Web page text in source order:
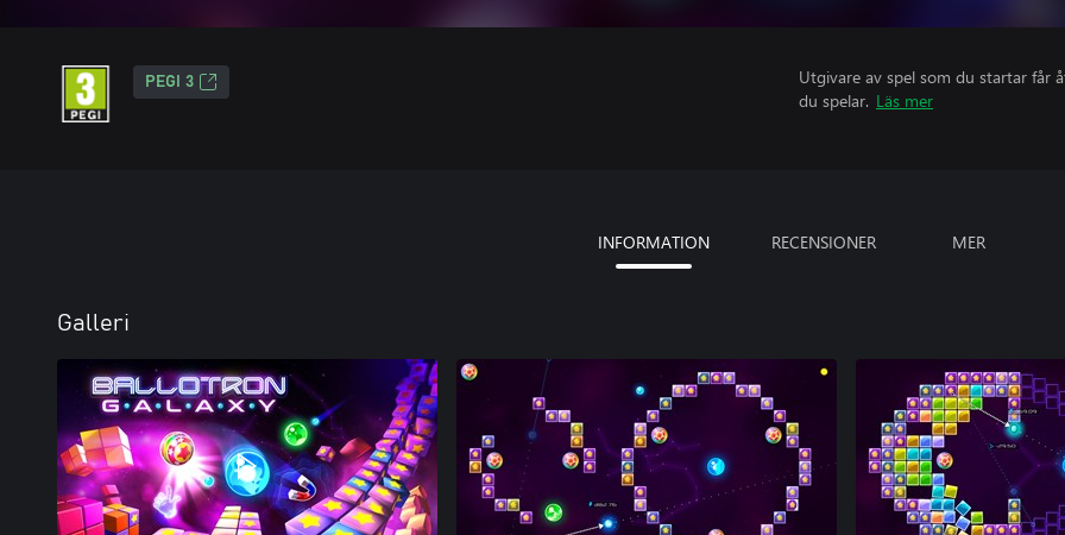
PEGI 3
Utgivare av spel som du startar får
du spelar. Läs mer
INFORMATION RECENSIONER MER
Galleri